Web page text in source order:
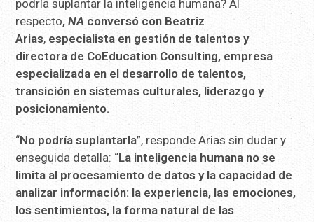
podría suplantar la inteligencia humana? Al
respecto,NA conversó con Beatriz
Arias, especialista en gestión de talentos y
directora de CoEducation Consulting, empresa
especializada en el desarrollo de talentos,
transición en sistemas culturales, liderazgo y
posicionamiento.
“No podría suplantarla”, responde Arias sin dudar y
enseguida detalla: “La inteligencia humana no se
limita al procesamiento de datos y la capacidad de
analizar información: la experiencia, las emociones,
los sentimientos, la forma natural de las